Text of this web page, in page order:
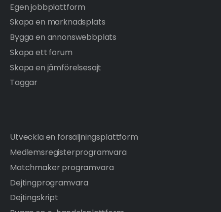
Egen jobbplattform
Skapa en marknadsplats
Bygga en annonswebbplats
Skapa ett forum
Skapa en jämförelsesajt
Taggar
Utveckla en försäljningsplattform
Medlemsregisterprogramvara
Matchmaker programvara
Dejtingprogramvara
Dejtingskript